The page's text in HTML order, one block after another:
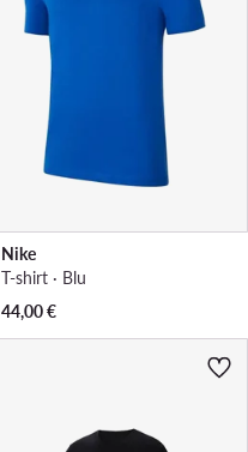
Nike
T-shirt · Blu
44,00€